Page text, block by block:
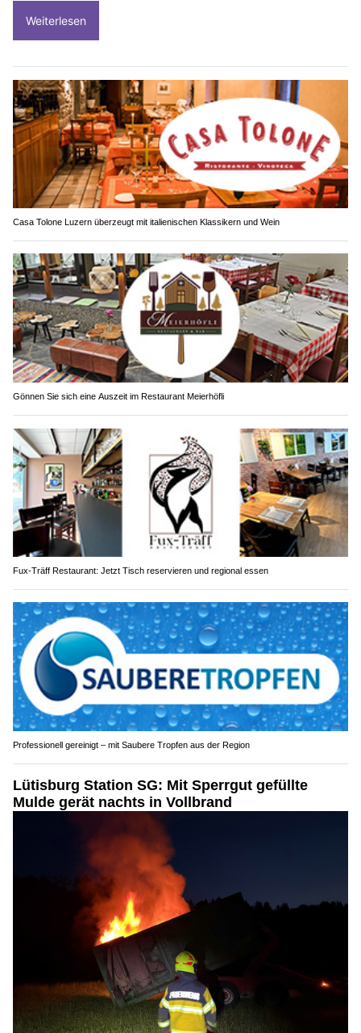
Weiterlesen
Casa Tolone Luzern überzeugt mit italienischen Klassikern und Wein
Gönnen Sie sich eine Auszeit im Restaurant Meierhöfli
Fux-Träff Restaurant: Jetzt Tisch reservieren und regional essen
Professionell gereinigt – mit Saubere Tropfen aus der Region
Lütisburg Station SG: Mit Sperrgut gefüllte
Mulde gerät nachts in Vollbrand